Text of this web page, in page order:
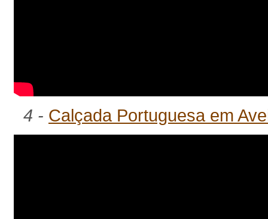
4 - Calçada Portuguesa em